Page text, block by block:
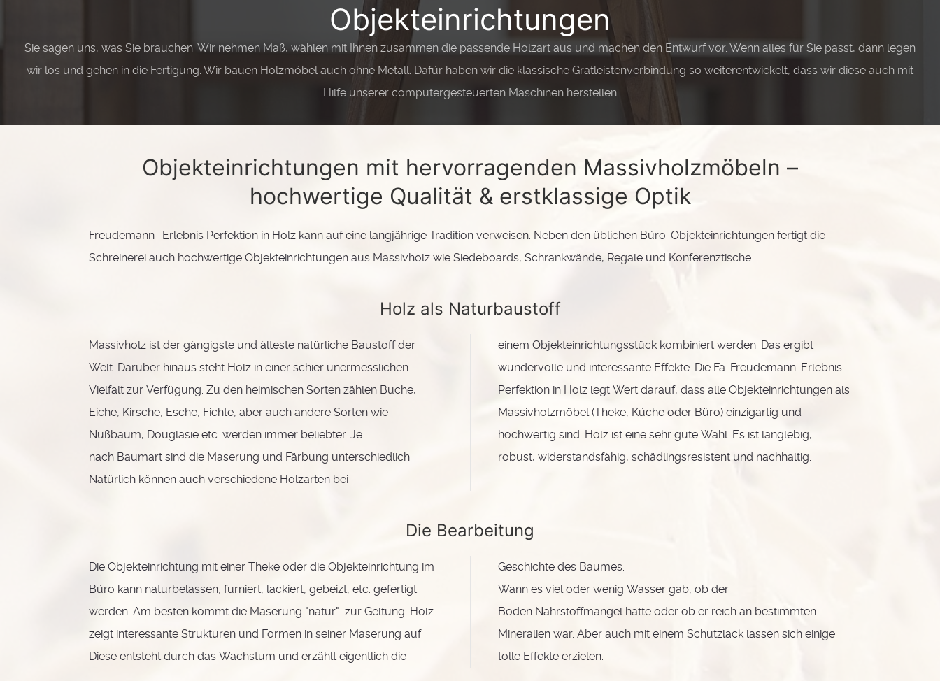
Objekteinrichtungen
Sie sagen uns, was Sie brauchen. Wir nehmen Maß, wählen mit Ihnen zusammen die passende Holzart aus und machen den Entwurf vor. Wenn alles für Sie passt, dann legen
wir los und gehen in die Fertigung. Wir bauen Holzmöbel auch ohne Metall. Dafür haben wir die klassische Gratleistenverbindung so weiterentwickelt, dass wir diese auch mit
Hilfe unserer computergesteuerten Maschinen herstellen
Objekteinrichtungen mit hervorragenden Massivholzmöbeln –
hochwertige Qualität & erstklassige Optik
Freudemann- Erlebnis Perfektion in Holz kann auf eine langjährige Tradition verweisen. Neben den üblichen Büro-Objekteinrichtungen fertigt die
Schreinerei auch hochwertige Objekteinrichtungen aus Massivholz wie Siedeboards, Schrankwände, Regale und Konferenztische.
Holz als Naturbaustoff
Massivholz ist der gängigste und älteste natürliche Baustoff der
Welt. Darüber hinaus steht Holz in einer schier unermesslichen
Vielfalt zur Verfügung. Zu den heimischen Sorten zählen Buche,
Eiche, Kirsche, Esche, Fichte, aber auch andere Sorten wie
Nußbaum, Douglasie etc. werden immer beliebter. Je
nach Baumart sind die Maserung und Färbung unterschiedlich.
Natürlich können auch verschiedene Holzarten bei
einem Objekteinrichtungsstück kombiniert werden. Das ergibt
wundervolle und interessante Effekte. Die Fa. Freudemann-Erlebnis
Perfektion in Holz legt Wert darauf, dass alle Objekteinrichtungen als
Massivholzmöbel (Theke, Küche oder Büro) einzigartig und
hochwertig sind. Holz ist eine sehr gute Wahl. Es ist langlebig,
robust, widerstandsfähig, schädlingsresistent und nachhaltig.
Die Bearbeitung
Die Objekteinrichtung mit einer Theke oder die Objekteinrichtung im
Büro kann naturbelassen, furniert, lackiert, gebeizt, etc. gefertigt
werden. Am besten kommt die Maserung "natur" zur Geltung. Holz
zeigt interessante Strukturen und Formen in seiner Maserung auf.
Diese entsteht durch das Wachstum und erzählt eigentlich die
Geschichte des Baumes.
Wann es viel oder wenig Wasser gab, ob der
Boden Nährstoffmangel hatte oder ob er reich an bestimmten
Mineralien war. Aber auch mit einem Schutzlack lassen sich einige
tolle Effekte erzielen.